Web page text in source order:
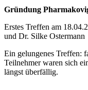
Gründung
Erstes Treffen am
und Dr. Silke Ostermann
Ein gelungenes Treffen:
Teilnehmer waren sich
längst überfällig.